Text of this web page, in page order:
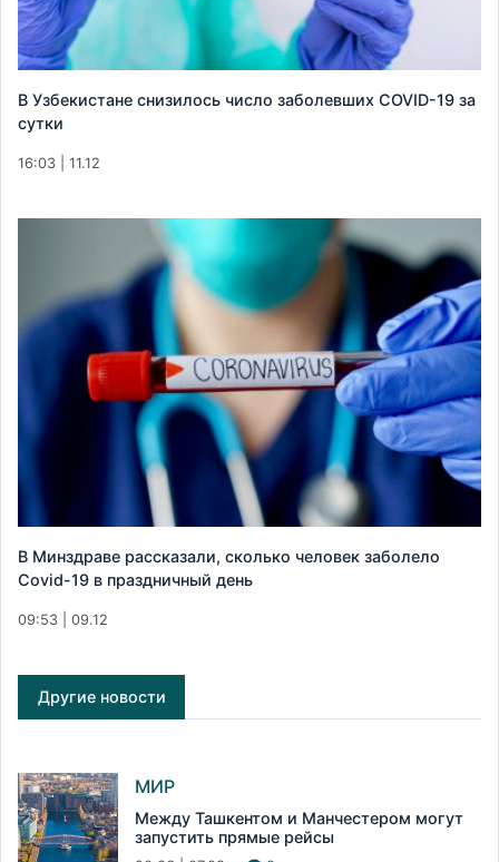
В Узбекистане снизилось число заболевших COVID-19 за
сутки
16:03 | 11.12
В Минздраве рассказали, сколько человек заболело
Covid-19 в праздничный день
09:53 | 09.12
Другие новости
МИР
Между Ташкентом и Манчестером могут
запустить прямые рейсы